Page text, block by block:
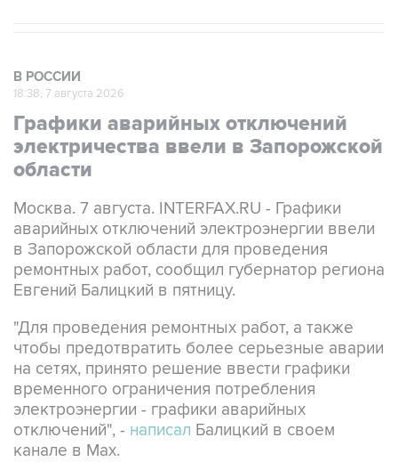
В РОССИИ
18:38, 7 августа 2026
Графики аварийных отключений
электричества ввели в Запорожской
области
Москва. 7 августа. INTERFAX.RU - Графики
аварийных отключений электроэнергии ввели
в Запорожской области для проведения
ремонтных работ, сообщил губернатор региона
Евгений Балицкий в пятницу.
"Для проведения ремонтных работ, а также
чтобы предотвратить более серьезные аварии
на сетях, принято решение ввести графики
временного ограничения потребления
электроэнергии - графики аварийных
отключений", - написал Балицкий в своем
канале в Max.